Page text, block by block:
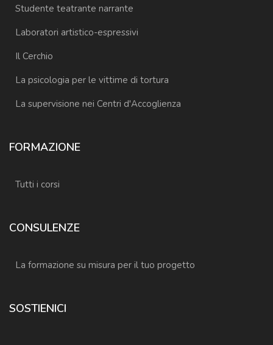
Studente teatrante narrante
Laboratori artistico-espressivi
Il Cerchio
La psicologia per le vittime di tortura
La supervisione nei Centri d'Accoglienza
FORMAZIONE
Tutti i corsi
CONSULENZE
La formazione su misura per il tuo progetto
SOSTIENICI